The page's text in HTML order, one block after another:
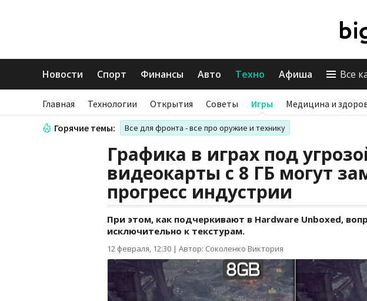
Новости Спорт Финансы Авто Техно Афиша Все
Главная Технологии Открытия Советы Игры Медицина и
Горячие темы: Все для фронта - все про оружие и технику
Графика в играх под
видеокарты с 8 ГБ могут
прогресс индустрии
При этом, как подчеркивают в Hardware Unboxed,
исключительно к текстурам.
12 февраля, 12:30 | Автор: Соколенко Виктория